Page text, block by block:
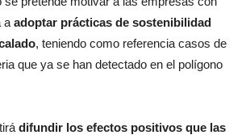
a adoptar prácticas de sostenibilidad
, teniendo como referencia casos de
que ya se han detectado en el polígono
difundir los efectos positivos que las